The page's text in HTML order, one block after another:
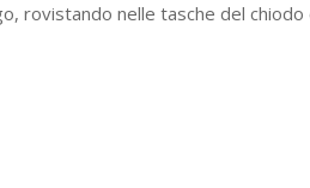
rovistando nelle tasche del